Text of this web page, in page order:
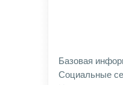
Базовая
Социальные